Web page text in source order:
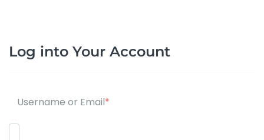
Log into Your Account
Username or Email*